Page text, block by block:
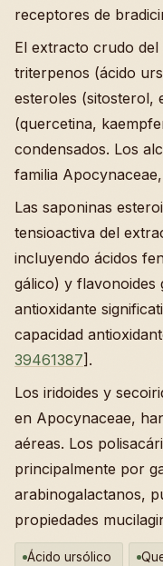
receptores de
El extracto crudo del
triterpenos (ácido
esteroles (sitosterol,
(quercetina,
condensados. Los
familia
Las saponinas
tensioactiva del
incluyendo ácidos
gálico) y flavonoides
antioxidante
capacidad
39461387].
Los iridoides y
en Apocynaceae,
aéreas. Los
principalmente por
arabinogalactanos,
propiedades
Ácido ursólico